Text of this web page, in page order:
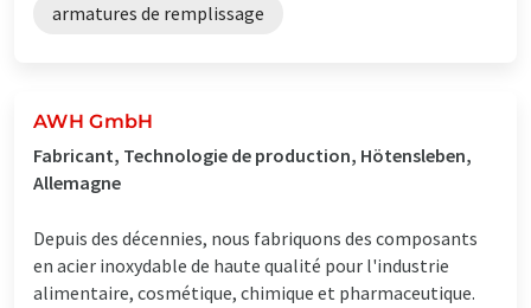
armatures de remplissage
AWH GmbH
Fabricant, Technologie de production, Hötensleben,
Allemagne
Depuis des décennies, nous fabriquons des composants
en acier inoxydable de haute qualité pour l'industrie
alimentaire, cosmétique, chimique et pharmaceutique.